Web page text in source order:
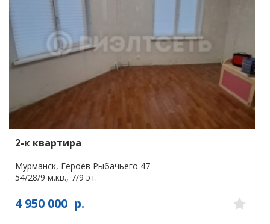
2-к квартира
Мурманск, Героев Рыбачьего 47
54/28/9 м.кв., 7/9 эт.
4 950 000 р.